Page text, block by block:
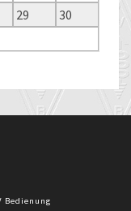
29
30
Bedienung